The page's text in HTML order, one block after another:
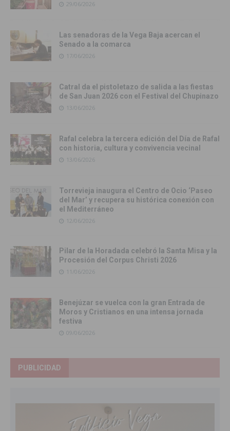
29/06/2026
Las senadoras de la Vega Baja acercan el
Senado a la comarca
17/06/2026
Catral da el pistoletazo de salida a las fiestas
de San Juan 2026 con el Festival del Chupinazo
13/06/2026
Rafal celebra la tercera edición del Día de Rafal
con historia, cultura y convivencia vecinal
13/06/2026
Torrevieja inaugura el Centro de Ocio ‘Paseo
del Mar’ y recupera su histórica conexión con
el Mediterráneo
12/06/2026
Pilar de la Horadada celebró la Santa Misa y la
Procesión del Corpus Christi 2026
11/06/2026
Benejúzar se vuelca con la gran Entrada de
Moros y Cristianos en una intensa jornada
festiva
09/06/2026
PUBLICIDAD